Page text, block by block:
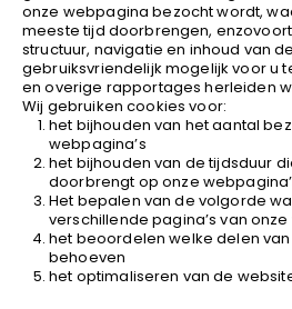
onze webpagina bezocht wordt,
meeste tijd doorbrengen,
structuur, navigatie en inhoud van
gebruiksvriendelijk mogelijk voor u
en overige rapportages herleiden
Wij gebruiken cookies voor:
het bijhouden van het aantal
webpagina’s
het bijhouden van de tijdsduur
doorbrengt op onze
Het bepalen van de volgorde
verschillende pagina’s van
het beoordelen welke delen
behoeven
het optimaliseren van de